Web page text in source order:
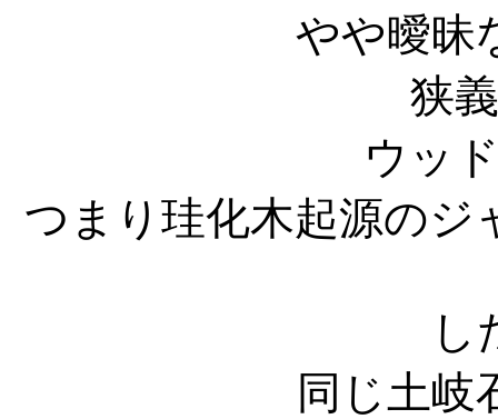
やや曖昧
狭
ウッ
つまり珪化木起源のジ
し
同じ土岐